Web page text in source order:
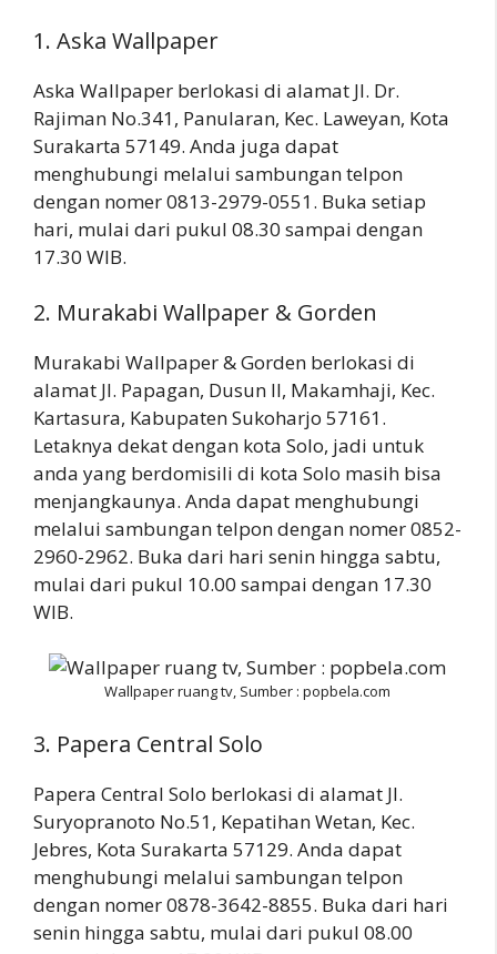
1. Aska Wallpaper
Aska Wallpaper berlokasi di alamat Jl. Dr.
Rajiman No.341, Panularan, Kec. Laweyan, Kota
Surakarta 57149. Anda juga dapat
menghubungi melalui sambungan telpon
dengan nomer 0813-2979-0551. Buka setiap
hari, mulai dari pukul 08.30 sampai dengan
17.30 WIB.
2. Murakabi Wallpaper & Gorden
Murakabi Wallpaper & Gorden berlokasi di
alamat Jl. Papagan, Dusun II, Makamhaji, Kec.
Kartasura, Kabupaten Sukoharjo 57161.
Letaknya dekat dengan kota Solo, jadi untuk
anda yang berdomisili di kota Solo masih bisa
menjangkaunya. Anda dapat menghubungi
melalui sambungan telpon dengan nomer 0852-
2960-2962. Buka dari hari senin hingga sabtu,
mulai dari pukul 10.00 sampai dengan 17.30
WIB.
Wallpaper ruang tv, Sumber : popbela.com
3. Papera Central Solo
Papera Central Solo berlokasi di alamat Jl.
Suryopranoto No.51, Kepatihan Wetan, Kec.
Jebres, Kota Surakarta 57129. Anda dapat
menghubungi melalui sambungan telpon
dengan nomer 0878-3642-8855. Buka dari hari
senin hingga sabtu, mulai dari pukul 08.00